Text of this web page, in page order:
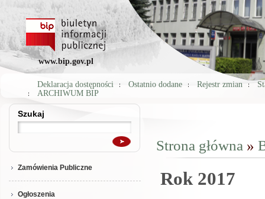
www.bip.gov.pl
Deklaracja dostępności Ostatnio dodane Rejestr zmian
ARCHIWUM BIP
Szukaj
Szukaj
Zamówienia Publiczne
Ogłoszenia
Jesteś tutaj
Strona główna »
Rok 2017